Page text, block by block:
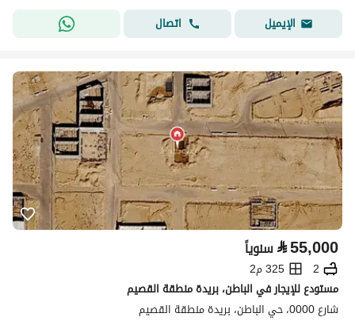
الإيميل
اتصال
⃁55,000 سنوياً
2
325 م2
مستودع للإيجار في الباطن، بريدة منطقة القصيم
شارع 0000، حي الباطن، بريدة منطقة القصيم